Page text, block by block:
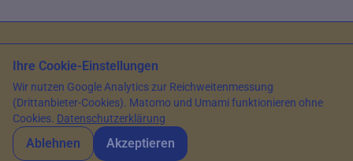
© 2026 EHPAD Tunisie — Alle Rechte vorbehalten
Artikel verfasst von Farès Bouslama, Präsident von SILVER RESORTS
Aktualisiert am15. Mai 2026
WhatsApp
Ihre Cookie-Einstellungen
Wir nutzen Google Analytics zur Reichweitenmessung
(Drittanbieter-Cookies). Matomo und Umami funktionieren ohne
Cookies. Datenschutzerklärung
Ablehnen Akzeptieren